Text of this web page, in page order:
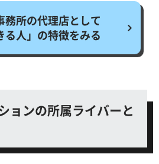
務所の代理店として
る人」の特徴をみる
ョンの所属ライバーと